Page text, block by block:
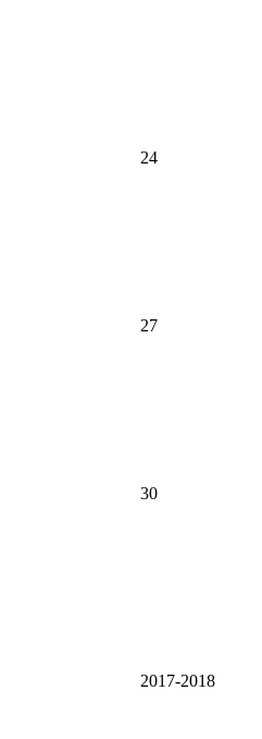
24
27
30
2017-2018